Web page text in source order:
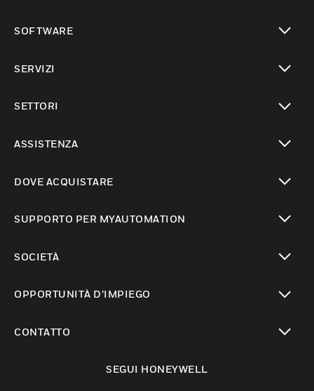
SOFTWARE
SERVIZI
SETTORI
ASSISTENZA
DOVE ACQUISTARE
SUPPORTO PER MYAUTOMATION
SOCIETÀ
OPPORTUNITÀ D’IMPIEGO
CONTATTO
SEGUI HONEYWELL